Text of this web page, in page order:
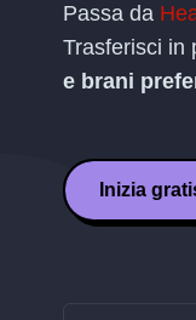
Passa da
Trasferisci in
e brani
Inizia